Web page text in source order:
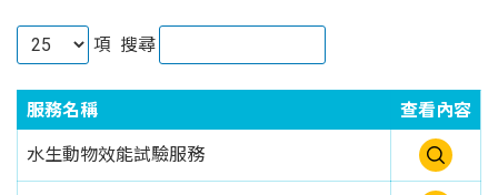
項 搜尋
服務名稱 查看內容
水生動物效能試驗服務